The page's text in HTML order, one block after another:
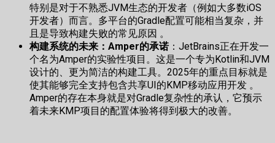
特别是对于不熟悉JVM生态的开发者（例如大多数iOS
开发者）而言。多平台的Gradle配置可能相当复杂，并
且是导致构建失败的常见原因 。
构建系统的未来：Amper的承诺 ：JetBrains正在开发一
个名为Amper的实验性项目。这是一个专为Kotlin和JVM
设计的、更为简洁的构建工具。2025年的重点目标就是
使其能够完全支持包含共享UI的KMP移动应用开发 。
Amper的存在本身就是对Gradle复杂性的承认，它预示
着未来KMP项目的配置体验将得到极大的改善。